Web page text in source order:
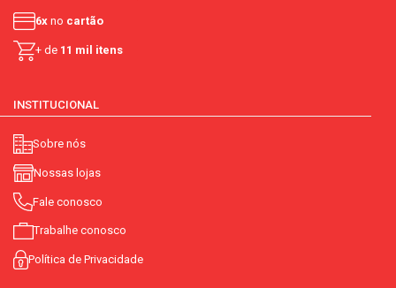
6x no cartão
+ de 11 mil itens
INSTITUCIONAL
Sobre nós
Nossas lojas
Fale conosco
Trabalhe conosco
Política de Privacidade